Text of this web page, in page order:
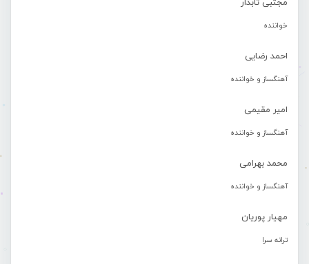
مجتبی تابدار
خواننده
احمد رضایی
آهنگساز و خواننده
امیر مقیمی
آهنگساز و خواننده
محمد بهرامی
آهنگساز و خواننده
مهیار پوریان
ترانه سرا